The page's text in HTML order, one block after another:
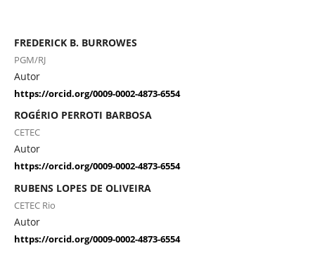
FREDERICK B. BURROWES
PGM/RJ
Autor
https://orcid.org/0009-0002-4873-6554
ROGÉRIO PERROTI BARBOSA
CETEC
Autor
https://orcid.org/0009-0002-4873-6554
RUBENS LOPES DE OLIVEIRA
CETEC Rio
Autor
https://orcid.org/0009-0002-4873-6554